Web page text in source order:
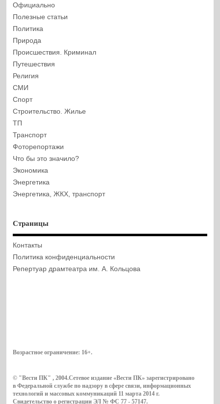
Официально
Полезные статьи
Политика
Природа
Происшествия. Криминал
Путешествия
Религия
СМИ
Спорт
Строительство. Жилье
ТП
Транспорт
Фоторепортажи
Что бы это значило?
Экономика
Энергетика
Энергетика, ЖКХ, транспорт
Страницы
Контакты
Политика конфиденциальности
Репертуар драмтеатра им. А. Кольцова
Возрастное ограничение: 16+.
© "Вести ПК" , 2004.Сетевое издание «Вести ПК» зарегистрировано
в Федеральной службе по надзору в сфере связи, информационных
технологий и массовых коммуникаций 11 марта 2014 г.
Свидетельство о регистрации ЭЛ № ФС 77 - 57147.